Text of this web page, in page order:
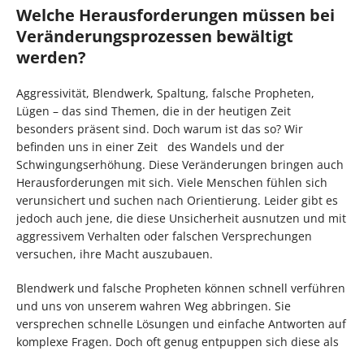
Welche Herausforderungen müssen bei
Veränderungsprozessen bewältigt
werden?
Aggressivität, Blendwerk, Spaltung, falsche Propheten,
Lügen – das sind Themen, die in der heutigen Zeit
besonders präsent sind. Doch warum ist das so? Wir
befinden uns in einer Zeit des Wandels und der
Schwingungserhöhung. Diese Veränderungen bringen auch
Herausforderungen mit sich. Viele Menschen fühlen sich
verunsichert und suchen nach Orientierung. Leider gibt es
jedoch auch jene, die diese Unsicherheit ausnutzen und mit
aggressivem Verhalten oder falschen Versprechungen
versuchen, ihre Macht auszubauen.
Blendwerk und falsche Propheten können schnell verführen
und uns von unserem wahren Weg abbringen. Sie
versprechen schnelle Lösungen und einfache Antworten auf
komplexe Fragen. Doch oft genug entpuppen sich diese als